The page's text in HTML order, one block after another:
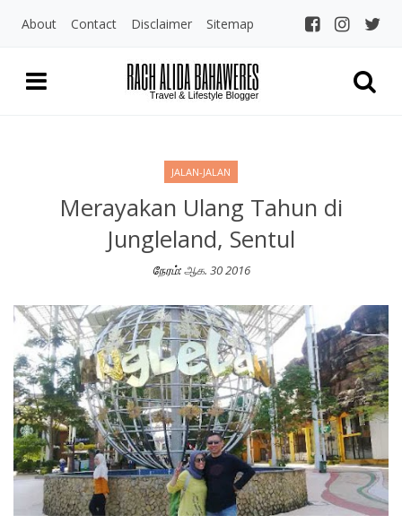
About Contact Disclaimer Sitemap
JALAN-JALAN
Merayakan Ulang Tahun di
Jungleland, Sentul
நேரம்:ஆக. 30 2016
Merayakan Ulang Tahun di Jungleland, Sentul